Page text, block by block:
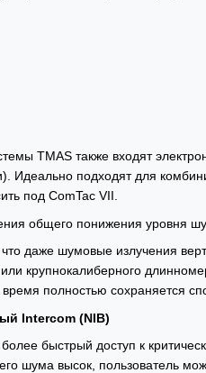
TMAS также входят
Идеально подходят для
под ComTac VII.
общего понижения уровня
что даже шумовые излучения
крупнокалиберного
полностью сохраняется
Intercom (NIB)
быстрый доступ к
шума высок, пользователь